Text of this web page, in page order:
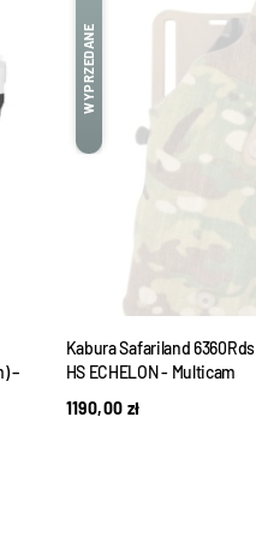
–
WYPRZEDANE
Kabura Safariland
HS ECHELON - Multicam
1190,00 zł